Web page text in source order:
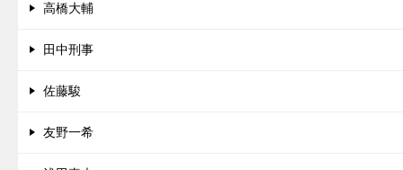
高橋大輔
田中刑事
佐藤駿
友野一希